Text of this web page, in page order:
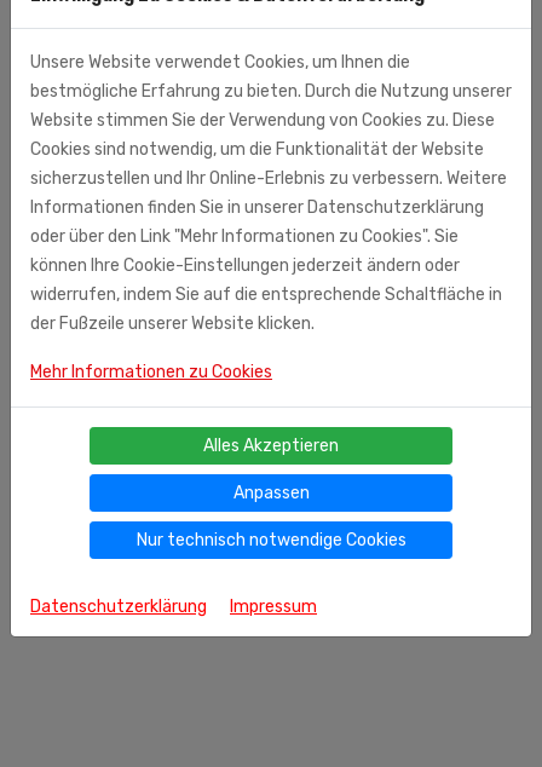
Ähnliche Produkte
Teeset "Maiglöckchen", 1 Tasse 370 ml + 1
Untertasse
€ 15,00
Unsere Website verwendet Cookies, um Ihnen die
bestmögliche Erfahrung zu bieten. Durch die Nutzung unserer
Website stimmen Sie der Verwendung von Cookies zu. Diese
Cookies sind notwendig, um die Funktionalität der Website
sicherzustellen und Ihr Online-Erlebnis zu verbessern. Weitere
Informationen finden Sie in unserer Datenschutzerklärung
oder über den Link "Mehr Informationen zu Cookies". Sie
können Ihre Cookie-Einstellungen jederzeit ändern oder
widerrufen, indem Sie auf die entsprechende Schaltfläche in
der Fußzeile unserer Website klicken.
Mehr Informationen zu Cookies
Alles Akzeptieren
Anpassen
Nur technisch notwendige Cookies
Datenschutzerklärung Impressum